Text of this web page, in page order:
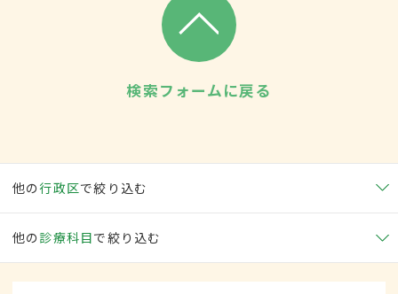
検索フォームに戻る
他の行政区で絞り込む
他の 診療科目で絞り込む